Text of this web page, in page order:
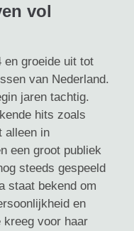
vol
en groeide uit tot
van Nederland.
jaren tachtig.
hits zoals
alleen in
een groot publiek
steeds gespeeld
staat bekend om
en
kreeg voor haar